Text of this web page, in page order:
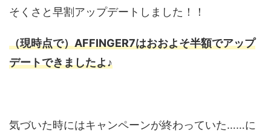
そくさと早割アップデートしました！！
（現時点で）AFFINGER7はおおよそ半額でアップ
デートできましたよ♪
気づいた時にはキャンペーンが終わっていた……に